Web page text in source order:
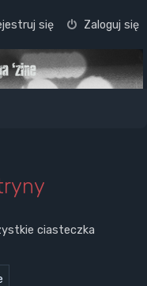
Zaloguj się
się
ciasteczka